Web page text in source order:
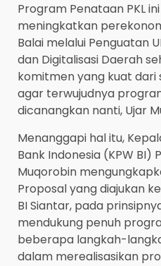
Program Penataan PKL
meningkatkan
Balai melalui Penguatan
dan Digitalisasi Daerah
komitmen yang kuat dari
agar terwujudnya
dicanangkan nanti, Ujar
Menanggapi hal itu,
Bank Indonesia (KPW BI)
Muqorobin
Proposal yang diajukan
BI Siantar, pada
mendukung penuh
beberapa langkah-
dalam merealisasikan